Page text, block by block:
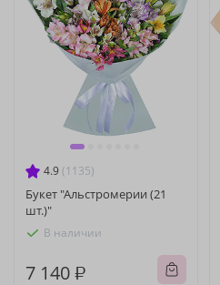
4.9 (1135)
Букет "Альстромерии (21
шт.)"
В наличии
7 140 ₽